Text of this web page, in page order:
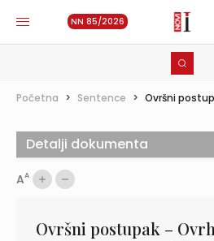
NN 85/2026
Početna > Sentence > Ovršni
AA
Ovršni postupak –
Detalji dokumenta